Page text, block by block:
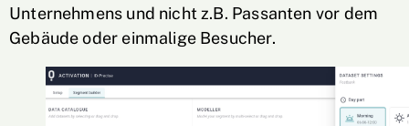
Unternehmens und nicht z.B. Passanten vor dem
Gebäude oder einmalige Besucher.